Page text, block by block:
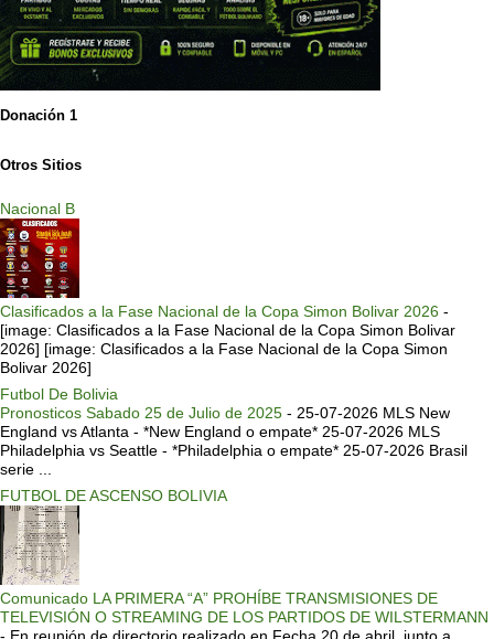
Donación 1
Otros Sitios
Nacional B
Clasificados a la Fase Nacional de la Copa Simon Bolivar 2026 -
[image: Clasificados a la Fase Nacional de la Copa Simon Bolivar
2026] [image: Clasificados a la Fase Nacional de la Copa Simon
Bolivar 2026]
Futbol De Bolivia
Pronosticos Sabado 25 de Julio de 2025 - 25-07-2026 MLS New
England vs Atlanta - *New England o empate* 25-07-2026 MLS
Philadelphia vs Seattle - *Philadelphia o empate* 25-07-2026 Brasil
serie ...
FUTBOL DE ASCENSO BOLIVIA
Comunicado LA PRIMERA “A” PROHÍBE TRANSMISIONES DE
TELEVISIÓN O STREAMING DE LOS PARTIDOS DE WILSTERMANN